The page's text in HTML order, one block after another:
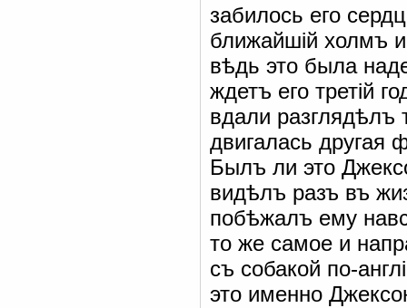
забилось его
ближайшій холмъ
вѣдь это была
ждетъ его третій
вдали
двигалась
Былъ ли это
видѣлъ разъ въ
побѣжалъ ему
то же самое и
съ собакой по-
это именно